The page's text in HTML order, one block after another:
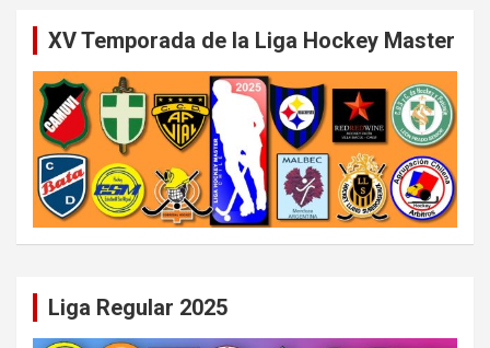
XV Temporada de la Liga Hockey Master
Liga Regular 2025